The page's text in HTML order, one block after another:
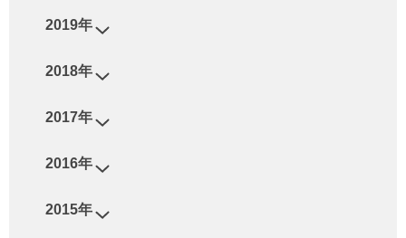
2015年
2016年
2017年
2018年
2019年